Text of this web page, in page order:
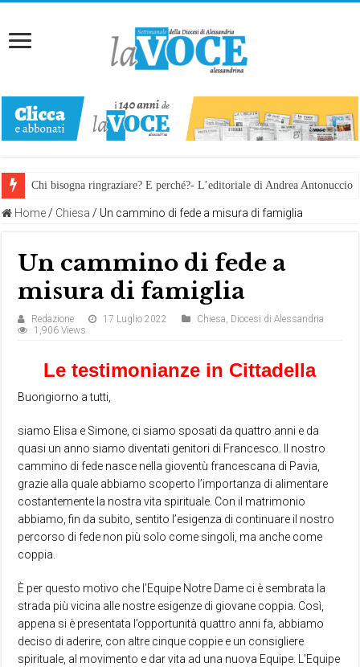
Chi bisogna ringraziare? E perché?- L’editoriale di Andrea Antonuccio
Home / Chiesa / Un cammino di fede a misura di famiglia
Un cammino di fede a
misura di famiglia
Redazione 17 Luglio 2022 Chiesa, Diocesi di Alessandria
1,906 Views
Le testimonianze in Cittadella
Buongiorno a tutti,
siamo Elisa e Simone, ci siamo sposati da quattro anni e da
quasi un anno siamo diventati genitori di Francesco. Il nostro
cammino di fede nasce nella gioventù francescana di Pavia,
grazie alla quale abbiamo scoperto l’importanza di alimentare
costantemente la nostra vita spirituale. Con il matrimonio
abbiamo, fin da subito, sentito l’esigenza di continuare il nostro
percorso di fede non più solo come singoli, ma anche come
coppia.
È per questo motivo che l’Equipe Notre Dame ci è sembrata la
strada più vicina alle nostre esigenze di giovane coppia. Così,
appena si è presentata l’opportunità quattro anni fa, abbiamo
deciso di aderire, con altre cinque coppie e un consigliere
spirituale, al movimento e dar vita ad una nuova Equipe. L’Equipe